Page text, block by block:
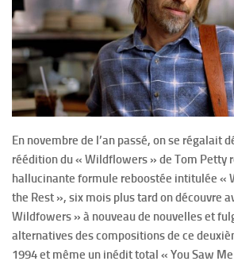
En novembre de l’an passé, on se régalait
réédition du « Wildflowers » de Tom Petty
hallucinante formule reboostée intitulée «
the Rest », six mois plus tard on découvre
Wildfowers » à nouveau de nouvelles et
alternatives des compositions de ce
1994 et même un inédit total « You Saw